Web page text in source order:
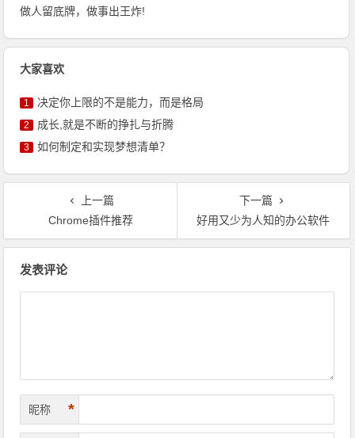
做人留底牌，做事出王炸!
大家喜欢
1 决定你上限的不是能力，而是格局
2 成长,就是不断的挣扎与折腾
3 如何制定和实现梦想清单？
上一篇
Chrome插件推荐
下一篇
好用又少为人知的办公软件
发表评论
昵称 *